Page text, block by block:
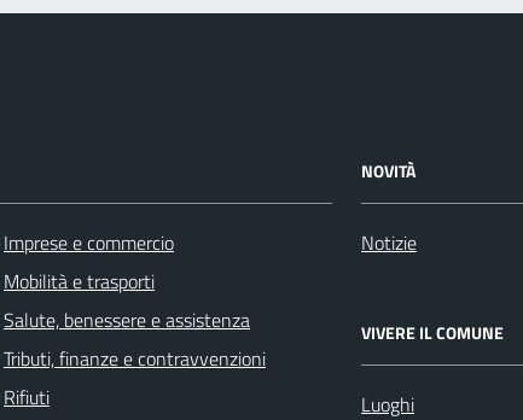
Imprese e commercio
Mobilità e trasporti
Salute, benessere e assistenza
Tributi, finanze e contravvenzioni
Rifiuti
NOVITÀ
Notizie
VIVERE IL COMUNE
Luoghi